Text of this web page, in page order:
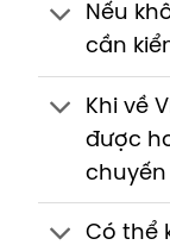
Nếu
cần
Khi về
được
chuyến
Có thể